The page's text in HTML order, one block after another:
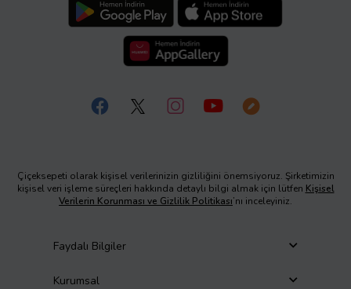
Çiçeksepeti olarak kişisel verilerinizin gizliliğini önemsiyoruz. Şirketimizin
kişisel veri işleme süreçleri hakkında detaylı bilgi almak için lütfen Kişisel
Verilerin Korunması ve Gizlilik Politikası’nı inceleyiniz.
Faydalı Bilgiler
Kurumsal